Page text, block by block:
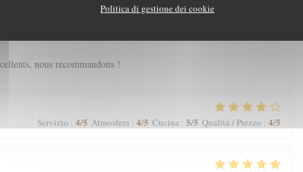
Politica di gestione dei cookie
nous recommandons !
Servizio : 4/5 Atmosfera: 4/5 Cucina: 5/5 Qualità / Prezzo : 4/5